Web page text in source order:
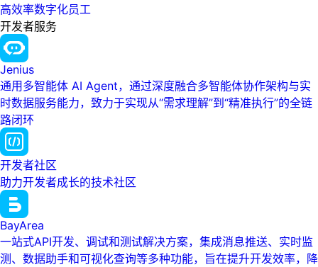
高效率数字化员工
开发者服务
Jenius
通用多智能体 AI Agent，通过深度融合多智能体协作架构与实
时数据服务能力，致力于实现从“需求理解”到“精准执行”的全链
路闭环
开发者社区
助力开发者成长的技术社区
BayArea
一站式API开发、调试和测试解决方案，集成消息推送、实时监
测、数据助手和可视化查询等多种功能，旨在提升开发效率，降